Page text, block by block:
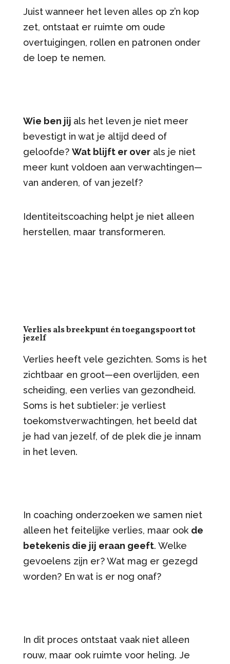
Juist wanneer het leven alles op z’n kop
zet, ontstaat er ruimte om oude
overtuigingen, rollen en patronen onder
de loep te nemen.
Wie ben jij als het leven je niet meer
bevestigt in wat je altijd deed of
geloofde? Wat blijft er overals je niet
meer kunt voldoen aan verwachtingen—
van anderen, of van jezelf?
Identiteitscoaching helpt je niet alleen
herstellen, maar transformeren.
Verlies als breekpunt én toegangspoort tot
jezelf
Verlies heeft vele gezichten. Soms is het
zichtbaar en groot—een overlijden, een
scheiding, een verlies van gezondheid.
Soms is het subtieler: je verliest
toekomstverwachtingen, het beeld dat
je had van jezelf, of de plek die je innam
in het leven.
In coaching onderzoeken we samen niet
alleen het feitelijke verlies, maar ook de
betekenis die jij eraan geeft. Welke
gevoelens zijn er? Wat mag er gezegd
worden? En wat is er nog onaf?
In dit proces ontstaat vaak niet alleen
rouw, maar ook ruimte voor heling. Je